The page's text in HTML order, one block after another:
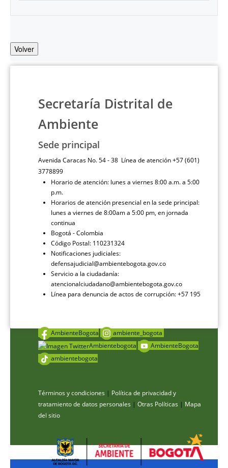
Volver
Secretaría Distrital de
Ambiente
Sede principal
Avenida Caracas No. 54 - 38 Línea de atención +57 (601)
3778899
Horario de atención: lunes a viernes 8:00 a.m. a 5:00
p.m.
Horarios de atención presencial en la sede principal:
lunes a viernes de 8:00am a 5:00 pm, en jornada
continua
Bogotá - Colombia
Código Postal: 110231324
Notificaciones judiciales:
defensajudicial@ambientebogota.gov.co
Servicio a la ciudadanía:
atencionalciudadano@ambientebogota.gov.co
Línea para denuncia de actos de corrupción: +57 195
AmbienteBogota
ambiente_bogota
Ambientebogota
AmbienteBogota
ambientebogota
Términos y condiciones | Política de privacidad y
tratamiento de datos personales | Otras Políticas | Mapa
del sitio